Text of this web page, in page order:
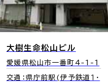
大樹生命松山ビル
愛媛県松山市一番町4-1-1
交通：県庁前駅(伊予鉄道１・